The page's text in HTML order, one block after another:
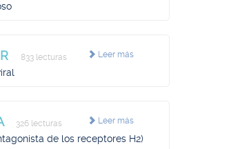
Leer más
833 lecturas
Leer más
326 lecturas
de los receptores H2)